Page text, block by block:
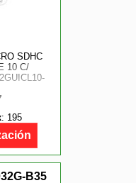
SDHC
10 C/
: 195
B35